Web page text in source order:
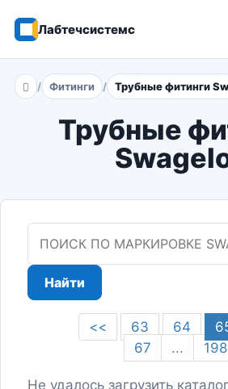
Лабтечсистемс
Главная
Фитинги Трубные фитинги
Трубные
Найти
<< 63 64
67
... 198
Не удалось загрузить